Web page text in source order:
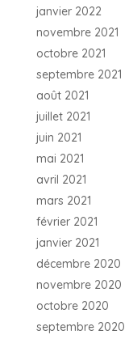
janvier 2022
novembre 2021
octobre 2021
septembre 2021
août 2021
juillet 2021
juin 2021
mai 2021
avril 2021
mars 2021
février 2021
janvier 2021
décembre 2020
novembre 2020
octobre 2020
septembre 2020